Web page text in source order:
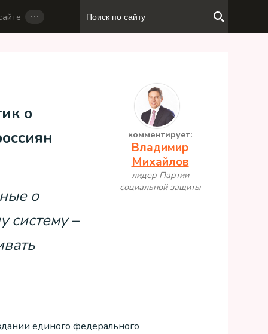
…
о
о
систему –
комментирует:
Владимир
Михайлов
лидер Партии
социальной защиты
единого федерального